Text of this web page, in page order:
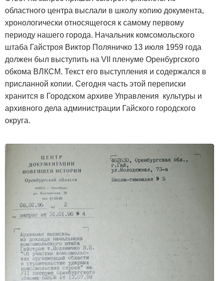
областного центра выслали в школу копию документа,
хронологически относящегося к самому первому
периоду нашего города. Начальник комсомольского
штаба Гайстроя Виктор Поляничко 13 июля 1959 года
должен был выступить на VII пленуме Оренбургского
обкома ВЛКСМ. Текст его выступления и содержался в
присланной копии. Сегодня часть этой переписки
хранится в Городском архиве Управления культуры и
архивного дела администрации Гайского городского
округа.